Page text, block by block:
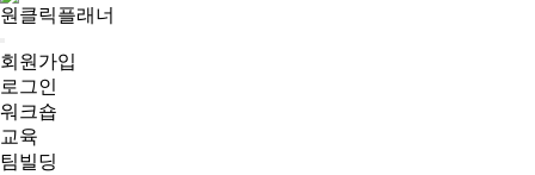
원클릭플래너
회원가입
로그인
워크숍
교육
팀빌딩